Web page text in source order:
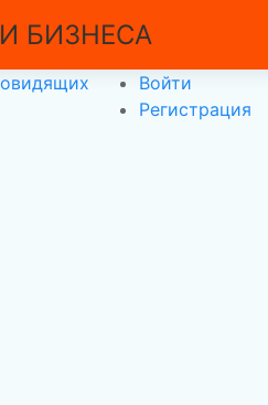
БИЗНЕСА
Войти
Регистрация